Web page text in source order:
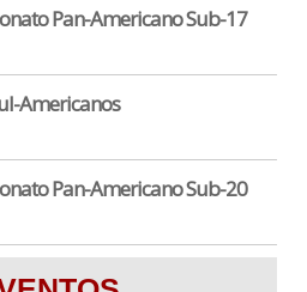
Pan-Americano Sub-17
Americanos
Pan-Americano Sub-20